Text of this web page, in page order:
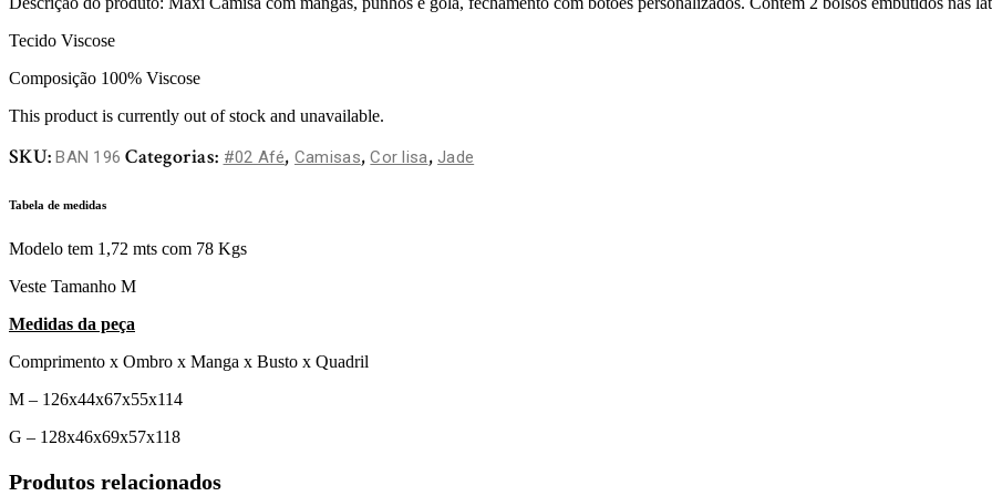
Tecido Viscose
Composição 100% Viscose
This product is currently out of stock and unavailable.
SKU:BAN 196 Categorias: #02 Afé, Camisas,Cor lisa,Jade
Tabela de medidas
Modelo tem 1,72 mts com 78 Kgs
Veste Tamanho M
Medidas da peça
Comprimento x Ombro x Manga x Busto x Quadril
M – 126x44x67x55x114
G – 128x46x69x57x118
Produtos relacionados